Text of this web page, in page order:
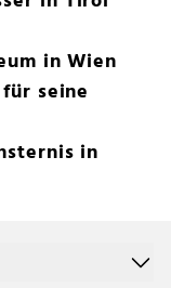
in Wien
seine
in